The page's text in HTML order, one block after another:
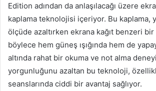
Edition adından da anlaşılacağı üzere
kaplama teknolojisi içeriyor. Bu kaplama,
ölçüde azaltırken ekrana kağıt benzeri bir
böylece hem güneş ışığında hem de
altında rahat bir okuma ve not alma
yorgunluğunu azaltan bu teknoloji,
seanslarında ciddi bir avantaj sağlıyor.